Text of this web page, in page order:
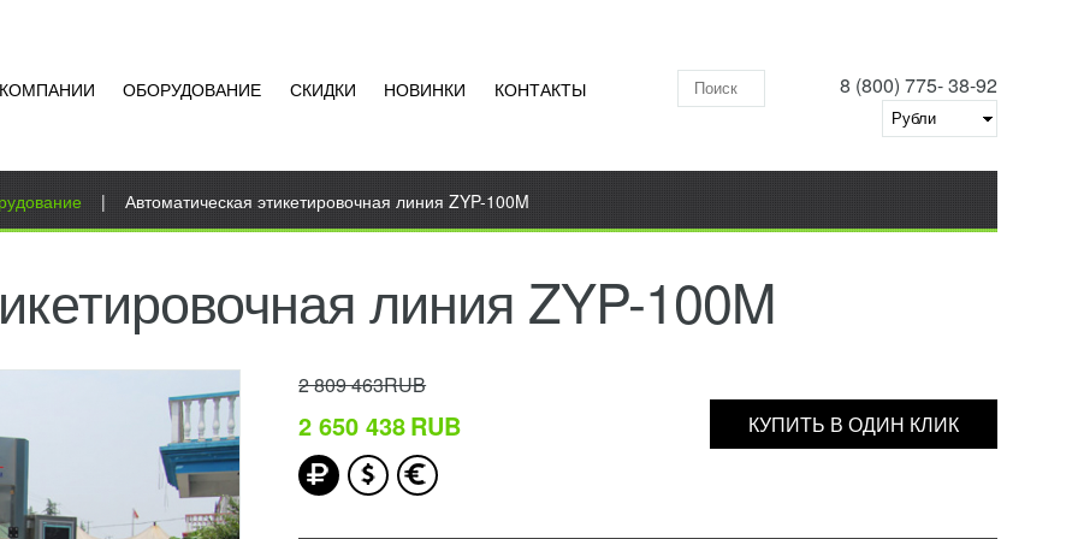
ОБОРУДОВАНИЕ СКИДКИ НОВИНКИ КОНТАКТЫ
8 (800) 775- 38-92
Поиск по складу
| Автоматическая этикетировочная линия ZYP-100M
линия ZYP-100M
2 809 463RUB
2 650 438RUB КУПИТЬ В ОДИН КЛИК